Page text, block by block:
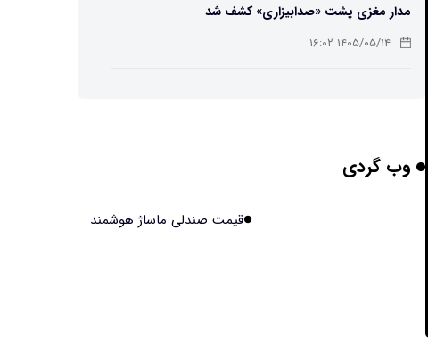
مدار مغزی پشت «صدابیزاری» کشف شد
۱۴۰۵/۰۵/۱۴ ۱۶:۰۲
هوش مصنوعی جدید، انسان از آب درآمد!
وب گردی
قیمت صندلی ماساژ هوشمند